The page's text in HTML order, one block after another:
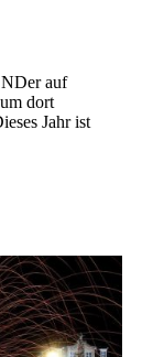
NDer auf
dort
Jahr ist